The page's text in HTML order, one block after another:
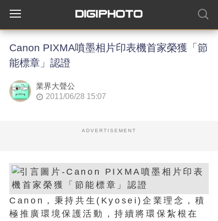
Canon PIXMA噴墨相片印表機首家榮獲「節
能標章」認證
業界大聲公
2011/06/28 15:07
ADVERTISEMENT
Canon，秉持共生(Kyosei)企業理念，積
極推廣環境保護活動，持續將環保紮根在